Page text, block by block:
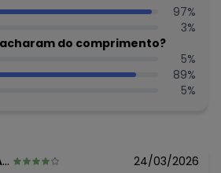
N/D*
R$ 30,36
R$ 35,95
R$ 33,95
R$ 31,96
R$ 35,95
97%
3%
do comprimento?
5%
89%
5%
24/03/2026